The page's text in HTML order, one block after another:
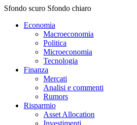
Sfondo scuro Sfondo chiaro
Economia
Macroeconomia
Politica
Microeconomia
Tecnologia
Finanza
Mercati
Analisi e commenti
Rumors
Risparmio
Asset Allocation
Investimenti